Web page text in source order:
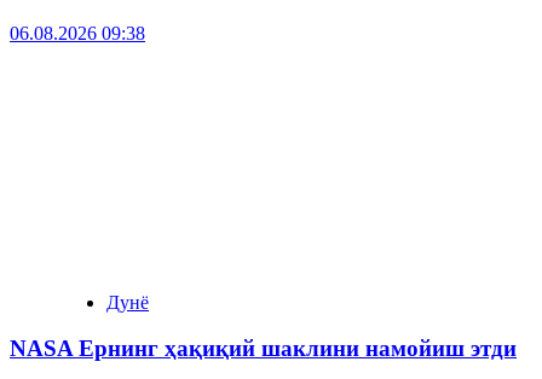
06.08.2026 09:38
Дунё
NASA Ернинг ҳақиқий шаклини намойиш этди